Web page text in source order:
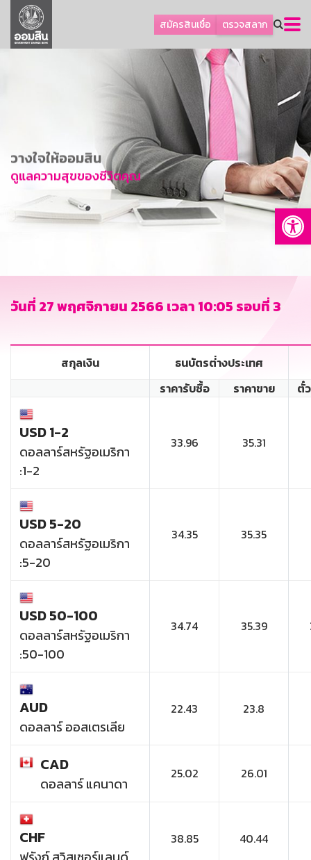
สมัครสินเชื่อ ตรวจสลาก
ลูกค้าธุรกิจ
ลูกค้าผู้ประกอบรายย่อย
การพัฒนาที่ยั่งยืน
ข่าวสาร
บริการทางการเงิน
อื่นๆ
GSB Society
วางใจให้ออมสิน
ดูแลความสุขของชีวิตคุณ
วันที่ 27 พฤศจิกายน 2566 เวลา 10:05 รอบที่ 3
สกุลเงิน
ธนบัตรต่่างประเทศ
ราคารับซื้อ
ราคาขาย ตั๋
USD 1-2
ดอลลาร์สหรัฐอเมริกา
:1-2
33.96 35.31
USD 5-20
ดอลลาร์สหรัฐอเมริกา
:5-20
34.35 35.35
USD 50-100
ดอลลาร์สหรัฐอเมริกา
:50-100
34.74 35.39
AUD
ดอลลาร์ ออสเตรเลีย
22.43 23.8
CAD
ดอลลาร์ แคนาดา
25.02 26.01
CHF 38.85 40.44